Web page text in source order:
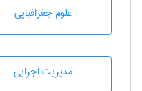
علوم جغرافيايی
مديريت اجرايی